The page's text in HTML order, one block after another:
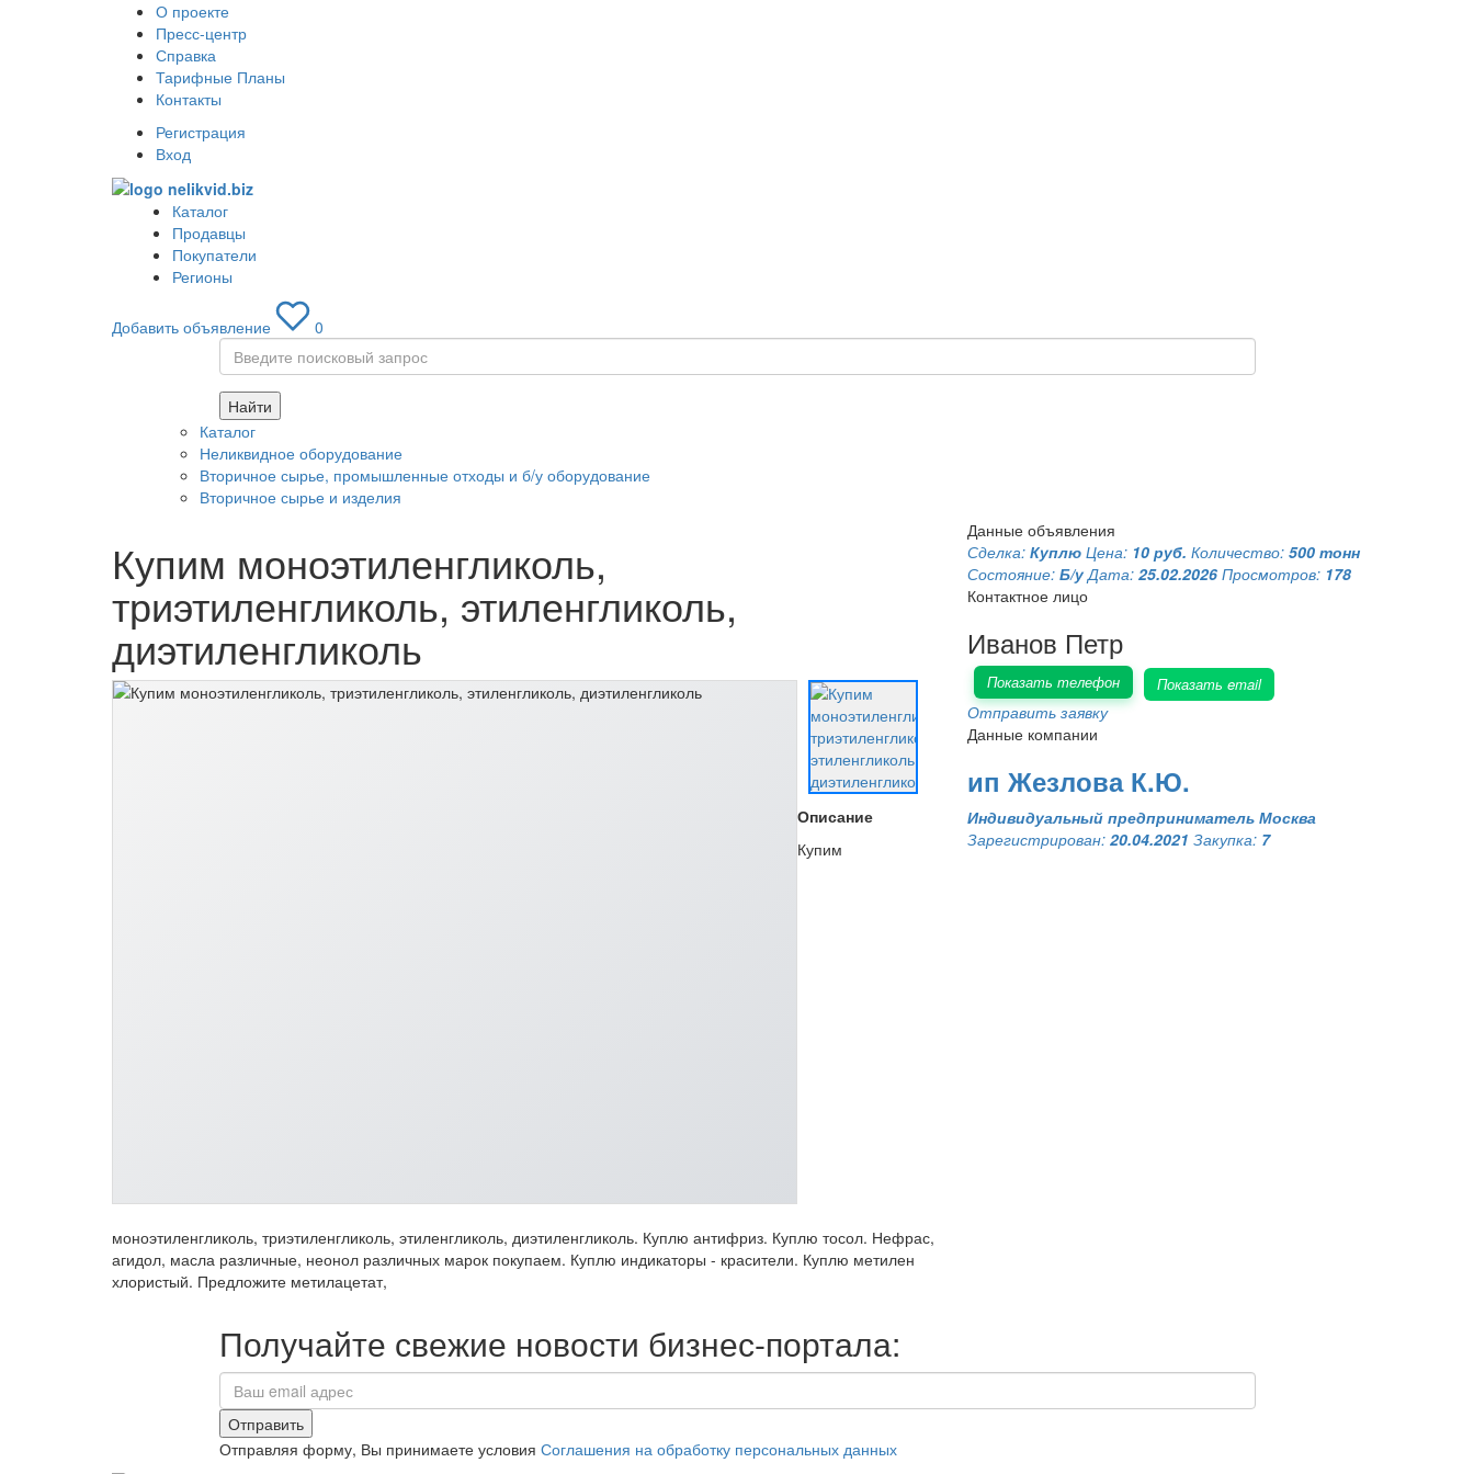
О проекте
Пресс-центр
Справка
Тарифные Планы
Контакты
Регистрация
Вход
Каталог
Продавцы
Покупатели
Регионы
Добавить объявление 0
Найти
Каталог
Неликвидное оборудование
Вторичное сырье, промышленные отходы и б/у оборудование
Вторичное сырье и изделия
Купим моноэтиленгликоль,
триэтиленгликоль, этиленгликоль,
диэтиленгликоль
Описание
Купим
моноэтиленгликоль, триэтиленгликоль, этиленгликоль, диэтиленгликоль. Куплю антифриз. Куплю тосол. Нефрас,
агидол, масла различные, неонол различных марок покупаем. Куплю индикаторы - красители. Куплю метилен
хлористый. Предложите метилацетат,
Данные объявления
Сделка: Куплю Цена: 10 руб. Количество: 500 тонн
Состояние: Б/у Дата: 25.02.2026 Просмотров: 178
Контактное лицо
Иванов Петр
Показать телефон Показать email
Отправить заявку
Данные компании
ип Жезлова К.Ю.
Индивидуальный предприниматель Москва
Зарегистрирован: 20.04.2021 Закупка: 7
Получайте свежие новости бизнес-портала:
Отправить
Отправляя форму, Вы принимаете условия Соглашения на обработку персональных данных